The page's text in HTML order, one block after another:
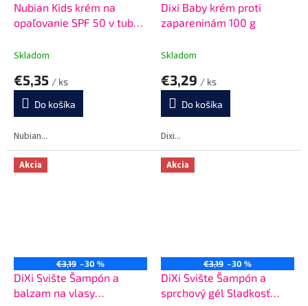
Nubian Kids krém na
opaľovanie SPF 50 v tube
Skladom
€5,35 / ks
Do košíka
Nubian...
Dixi Baby krém proti
zapareninám 100 g
Skladom
€3,29 / ks
Do košíka
Dixi...
Akcia
€3,19 –30 %
DiXi Svište Šampón a
balzam na vlasy
Akcia
€3,19 –30 %
DiXi Svište Šampón a
sprchový gél Sladkosť